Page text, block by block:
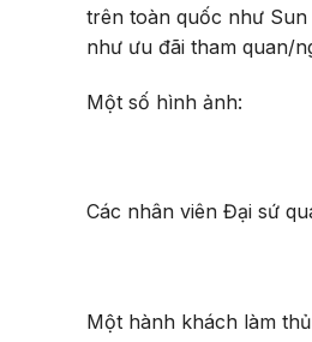
trên toàn quốc như
như ưu đãi tham quan/
Một số hình ảnh:
Các nhân viên Đại sứ
Một hành khách làm